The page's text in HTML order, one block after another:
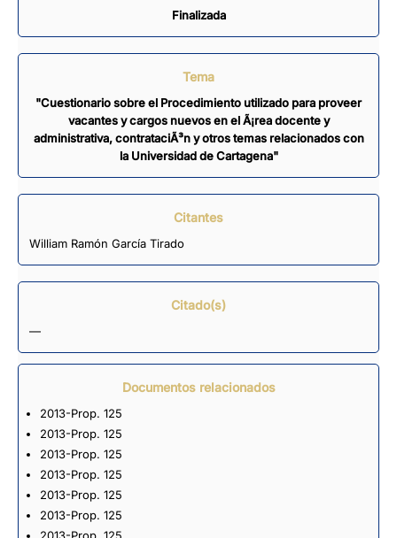
Finalizada
Tema
"Cuestionario sobre el Procedimiento utilizado para proveer
vacantes y cargos nuevos en el Ã¡rea docente y
administrativa, contrataciÃ³n y otros temas relacionados con
la Universidad de Cartagena"
Citantes
William Ramón García Tirado
Citado(s)
—
Documentos relacionados
2013-Prop. 125
2013-Prop. 125
2013-Prop. 125
2013-Prop. 125
2013-Prop. 125
2013-Prop. 125
2013-Prop. 125